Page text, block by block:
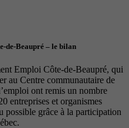
de-Beaupré – le bilan
Emploi Côte-de-Beaupré, qui
au Centre communautaire de
ont remis un nombre
entreprises et organismes
possible grâce à la participation